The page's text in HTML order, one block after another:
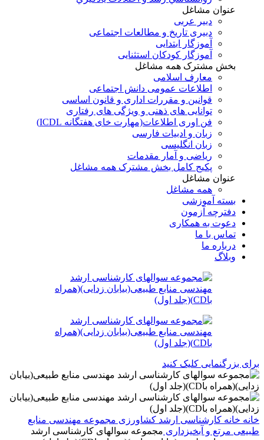
عنوان مشاغل
دبير عربی
دبیری تاریخ و مطالعات اجتماعی
آموزگار ابتدایی
آموزگار کودکان استثنایی
بخش مشترک همه مشاغل
معارف اسلامی
اطلاعات عمومی دانش اجتماعی
قوانین و مقررات اداری و قانون اساسی
توانایی های ذهنی و ویژگی های رفتاری
فن اوری اطلاعات(مهارت خای هفتگانه ICDL)
زبان و ادبیات فارسی
زبان انگلیسی
ریاضی و آمار مقدمات
پکیج کامل بخش مشترک همه مشاغل
عنوان مشاغل
همه مشاغل
بسته آموزشی
دفترچه آزمون
دعوت به همکاری
تماس با ما
درباره ما
وبلاگ
برای بزرگنمایی کلیک کنید
خانه خانه کارشناسی ارشد کشاورزی مجموعه مهندسی منابع
طبیعی مرتع و آبخیزداری مجموعه سوالهای کارشناسی ارشد